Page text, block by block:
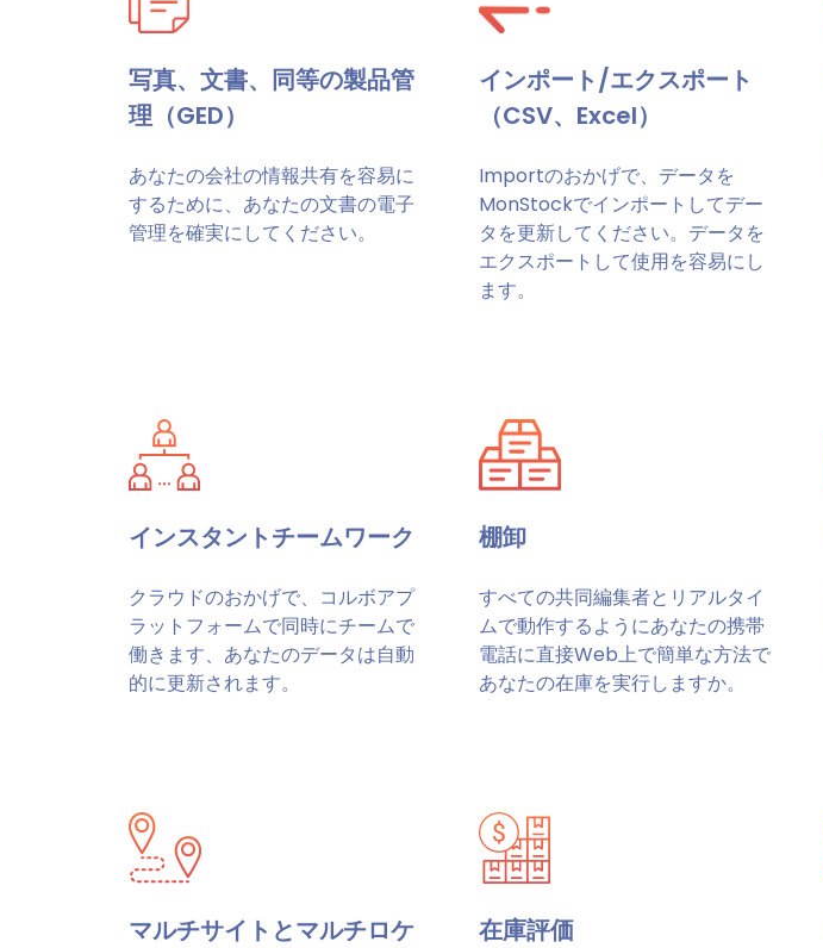
写真、文書、同等の製品管
理（GED）
あなたの会社の情報共有を容易に
するために、あなたの文書の電子
管理を確実にしてください。
インポート/エクスポート
（CSV、Excel）
Importのおかげで、データを
MonStockでインポートしてデー
タを更新してください。データを
エクスポートして使用を容易にし
ます。
インスタントチームワーク
クラウドのおかげで、コルボアプ
ラットフォームで同時にチームで
働きます、あなたのデータは自動
的に更新されます。
棚卸
すべての共同編集者とリアルタイ
ムで動作するようにあなたの携帯
電話に直接Web上で簡単な方法で
あなたの在庫を実行しますか。
マルチサイトとマルチロケ
在庫評価